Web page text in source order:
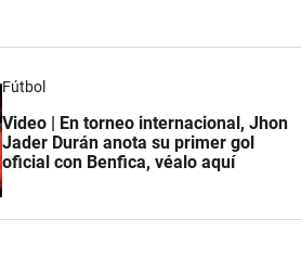
Fútbol
Video | En torneo internacional, Jhon
Jader Durán anota su primer gol
oficial con Benfica, véalo aquí